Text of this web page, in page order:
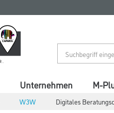
Unternehmen M-
W3W Digitales